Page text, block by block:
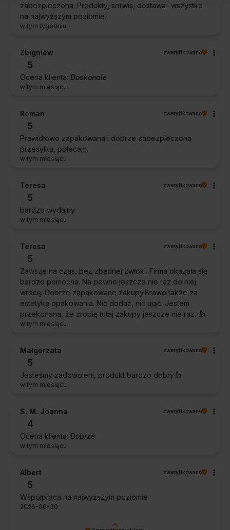
zabezpieczona. Produkty, serwis, dostawa- wszystko
na najwyższym poziomie.
w tym tygodniu
Zbigniew zweryfikowano
5
Ocena klienta: Doskonale
w tym miesiącu
Roman zweryfikowano
5
Prawidłowo zapakowana i dobrze zabezpieczona
przesyłka, polecam.
w tym miesiącu
Teresa zweryfikowano
5
bardzo wydajny
w tym miesiącu
Teresa zweryfikowano
5
Zawsze na czas, bez zbędnej zwłoki. Firma okazała się
bardzo pomocna. Na pewno jeszcze nie raz do niej
wrócę. Dobrze zapakowane zakupy.Brawo także za
estetykę opakowania. Nic dodać, nic ująć. Jestem
przekonana, że zrobię tutaj zakupy jeszcze nie raz. 👍️
w tym miesiącu
Małgorzata zweryfikowano
5
Jesteśmy zadowoleni, produkt bardzo dobry👍️
w tym miesiącu
S. M. Joanna zweryfikowano
4
Ocena klienta: Dobrze
w tym miesiącu
Albert zweryfikowano
5
Współpraca na najwyższym poziomie
2026-06-30